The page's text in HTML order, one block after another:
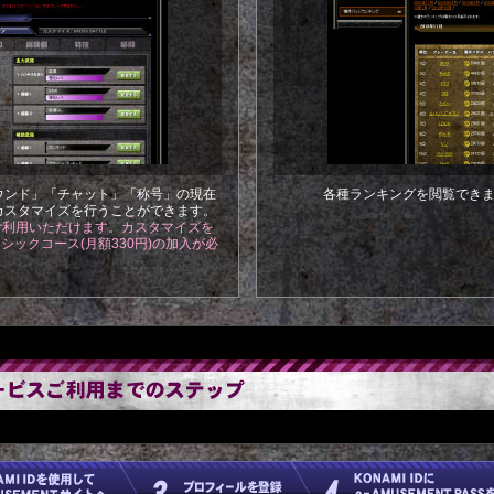
ド」「チャット」「称号」の現在
タマイズを行うことができます。
用いただけます。カスタマイズを
ックコース(月額330円)の加入が必
各種ランキングを閲覧でき